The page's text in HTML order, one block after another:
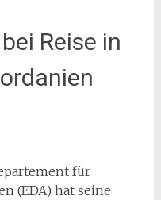
Reise in
für
(EDA) hat seine